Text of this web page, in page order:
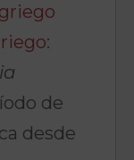
griego
:
de
desde